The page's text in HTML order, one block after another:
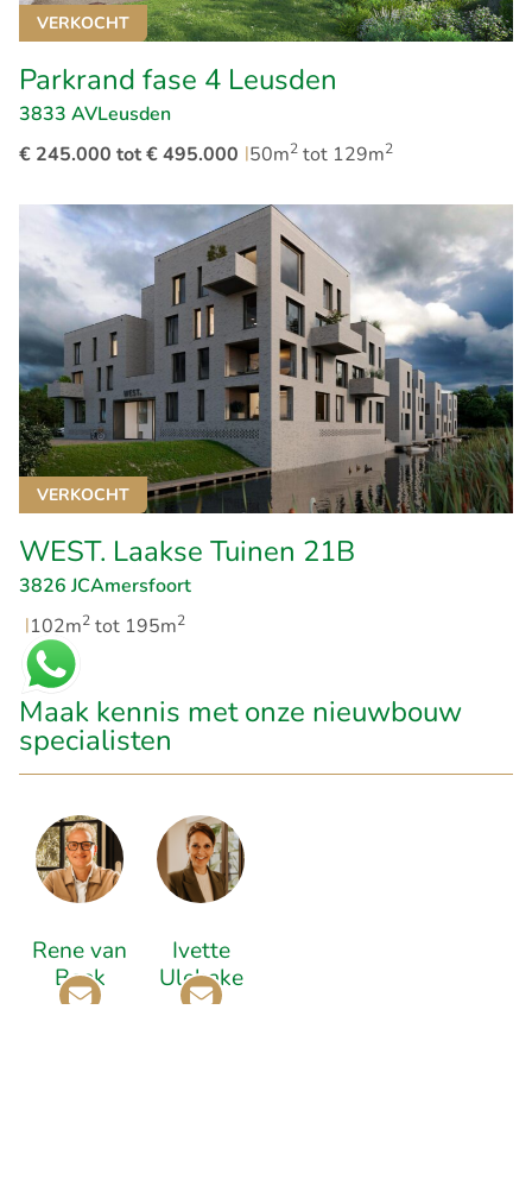
VERKOCHT
Parkrand fase 4 Leusden
3833 AVLeusden
€ 245.000 tot € 495.000 |50m2 tot 129m2
VERKOCHT
WEST. Laakse Tuinen 21B
3826 JCAmersfoort
|102m2 tot 195m2
Maak kennis met onze nieuwbouw
specialisten
Rene van
Beek
Ivette
Ulehake